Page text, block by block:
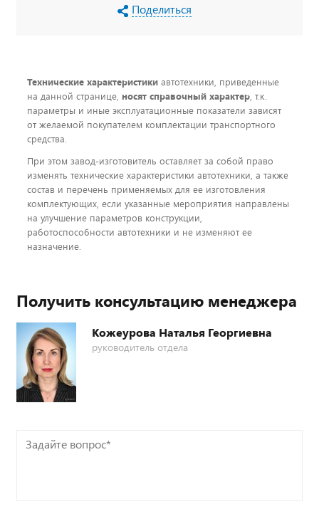
Поделиться
Технические характеристики автотехники, приведенные
на данной странице, носят справочный характер, т.к.
параметры и иные эксплуатационные показатели зависят
от желаемой покупателем комплектации транспортного
средства.
При этом завод-изготовитель оставляет за собой право
изменять технические характеристики автотехники, а также
состав и перечень применяемых для ее изготовления
комплектующих, если указанные мероприятия направлены
на улучшение параметров конструкции,
работоспособности автотехники и не изменяют ее
назначение.
Получить консультацию менеджера
Кожеурова Наталья Георгиевна
руководитель отдела
Задайте
вопрос*